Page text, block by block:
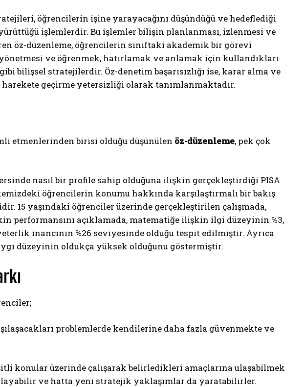
öğrencilerin işine yarayacağını düşündüğü ve hedeflediği
işlemlerdir. Bu işlemler bilişin planlanması, izlenmesi ve
öz-düzenleme, öğrencilerin sınıftaki akademik bir görevi
ve öğrenmek, hatırlamak ve anlamak için kullandıkları
bilişsel stratejilerdir. Öz-denetim başarısızlığı ise, karar alma ve
geçirme yetersizliği olarak tanımlanmaktadır.
etmenlerinden birisi olduğu düşünülen öz-düzenleme, pek çok
nasıl bir profile sahip olduğuna ilişkin gerçekleştirdiği PISA
öğrencilerin konumu hakkında karşılaştırmalı bir bakış
15 yaşındaki öğrenciler üzerinde gerçekleştirilen çalışmada,
performansını açıklamada, matematiğe ilişkin ilgi düzeyinin %3,
inancının %26 seviyesinde olduğu tespit edilmiştir. Ayrıca
düzeyinin oldukça yüksek olduğunu göstermiştir.
problemlerde kendilerine daha fazla güvenmekte ve
konular üzerinde çalışarak belirledikleri amaçlarına ulaşabilmek
ve hatta yeni stratejik yaklaşımlar da yaratabilirler.